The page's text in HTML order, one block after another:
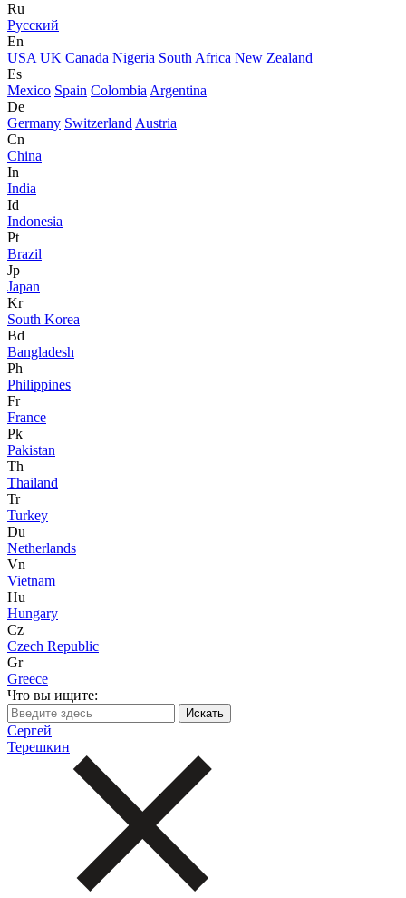
Ru
Русский
En
USA UK Canada Nigeria South Africa New Zealand
Es
Mexico Spain Colombia Argentina
De
Germany Switzerland Austria
Cn
China
In
India
Id
Indonesia
Pt
Brazil
Jp
Japan
Kr
South Korea
Bd
Bangladesh
Ph
Philippines
Fr
France
Pk
Pakistan
Th
Thailand
Tr
Turkey
Du
Netherlands
Vn
Vietnam
Hu
Hungary
Cz
Czech Republic
Gr
Greece
Что вы ищите:
Сергей
Терешкин